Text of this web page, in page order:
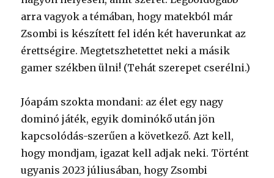
arra vagyok a témában, hogy matekból már
Zsombi is készített fel idén két haverunkat az
érettségire. Megtetszhetettet neki a másik
gamer székben ülni! (Tehát szerepet cserélni.)
Jóapám szokta mondani: az élet egy nagy
dominó játék, egyik dominókő után jön
kapcsolódás-szerűen a következő. Azt kell,
hogy mondjam, igazat kell adjak neki. Történt
ugyanis 2023 júliusában, hogy Zsombi